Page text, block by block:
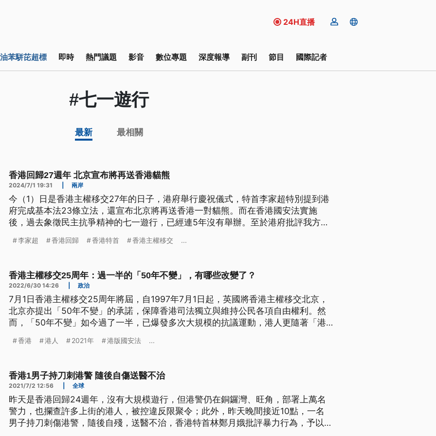
24H直播
苯駢芘超標 即時 熱門議題 影音 數位專題 深度報導 副刊 節目 國際記者
#七一遊行
最新 最相關
香港回歸27週年 北京宣布將再送香港貓熊
2024/7/1 19:31 兩岸
今（1）日是香港主權移交27年的日子，港府舉行慶祝儀式，特首李家超特別提到港
府完成基本法23條立法，還宣布北京將再送香港一對貓熊。而在香港國安法實施
後，過去象徵民主抗爭精神的七一遊行，已經連5年沒有舉辦。至於港府批評我方調
況不要惡化。
李家超 香港回歸 香港特首 香港主權移交 ...
香港主權移交25周年：過一半的「50年不變」，有哪些改變了？
2022/6/30 14:26 政治
7月1日香港主權移交25周年將屆，自1997年7月1日起，英國將香港主權移交北京，
北京亦提出「50年不變」的承諾，保障香港司法獨立與維持公民各項自由權利。然
而，「50年不變」如今過了一半，已爆發多次大規模的抗議運動，港人更隨著「港
竟發生了哪些改變？
香港 港人 2021年 港版國安法 ...
香港1男子持刀刺港警 隨後自傷送醫不治
2021/7/2 12:56 全球
昨天是香港回歸24週年，沒有大規模遊行，但港警仍在銅鑼灣、旺角，部署上萬名
警力，也攔查許多上街的港人，被控違反限聚令；此外，昨天晚間接近10點，一名
男子持刀刺傷港警，隨後自殘，送醫不治，香港特首林鄭月娥批評暴力行為，予以強